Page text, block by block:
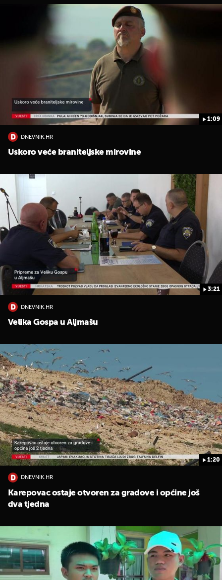
1:09
DNEVNIK.HR
Uskoro veće braniteljske mirovine
3:21
DNEVNIK.HR
Velika Gospa u Aljmašu
1:20
DNEVNIK.HR
Karepovac ostaje otvoren za gradove i općine još
dva tjedna